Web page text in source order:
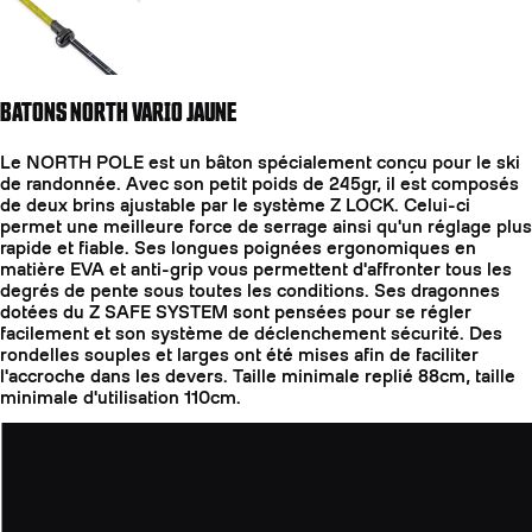
BATONS NORTH VARIO JAUNE
Le NORTH POLE est un bâton spécialement conçu pour le ski
de randonnée. Avec son petit poids de 245gr, il est composés
de deux brins ajustable par le système Z LOCK. Celui-ci
permet une meilleure force de serrage ainsi qu'un réglage plus
rapide et fiable. Ses longues poignées ergonomiques en
matière EVA et anti-grip vous permettent d'affronter tous les
degrés de pente sous toutes les conditions. Ses dragonnes
dotées du Z SAFE SYSTEM sont pensées pour se régler
facilement et son système de déclenchement sécurité. Des
rondelles souples et larges ont été mises afin de faciliter
l'accroche dans les devers. Taille minimale replié 88cm, taille
minimale d'utilisation 110cm.